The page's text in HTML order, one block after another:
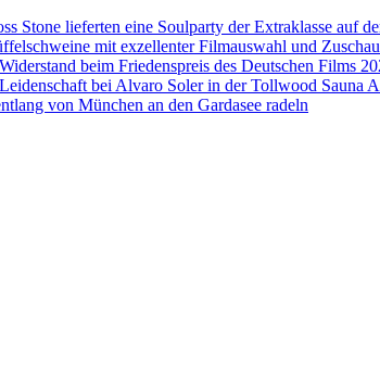
Stone lieferten eine Soulparty der Extraklasse auf
mit exzellenter Filmauswahl und
beim Friedenspreis des Deutschen Films
bei Alvaro Soler in der Tollwood Sauna
von München an den Gardasee radeln